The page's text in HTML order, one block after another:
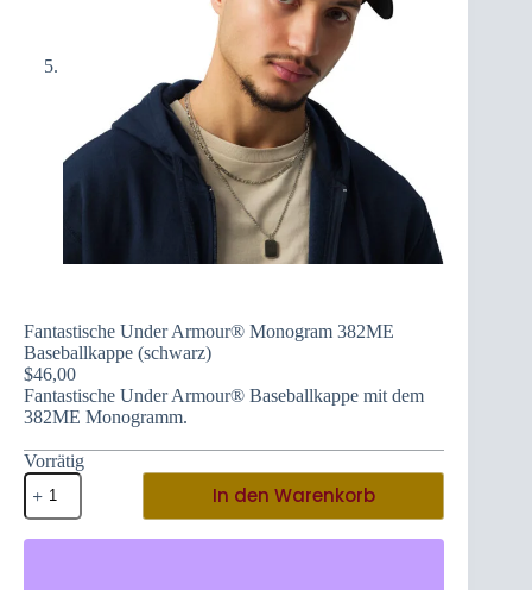
Fantastische Under Armour® Monogram 382ME
Baseballkappe (schwarz)
$46,00
Fantastische Under Armour® Baseballkappe mit dem
382ME Monogramm.
Vorrätig
Fantastische
Under
Armour®
Monogram
In den Warenkorb